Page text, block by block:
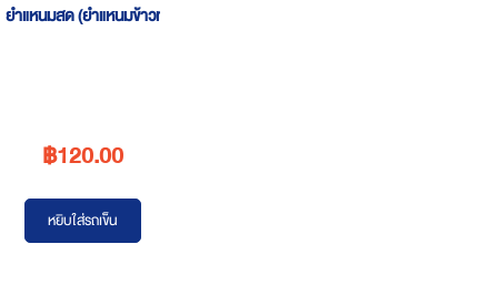
ยำแหนมสด (ยำแหนมข้าวทอดในตำนาน)
฿120.00
หยิบใส่รถเข็น